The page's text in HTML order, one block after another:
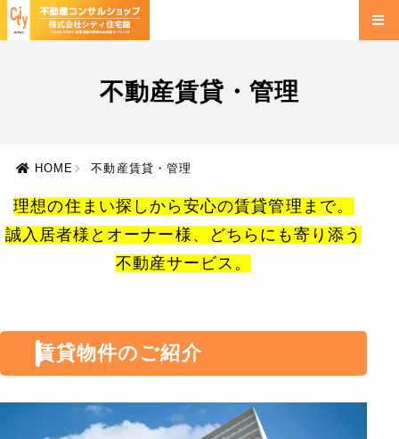
不動産賃貸・管理
HOME 不動産賃貸・管理
理想の住まい探しから安心の賃貸管理まで。
誠入居者様とオーナー様、どちらにも寄り添う
不動産サービス。
賃貸物件のご紹介